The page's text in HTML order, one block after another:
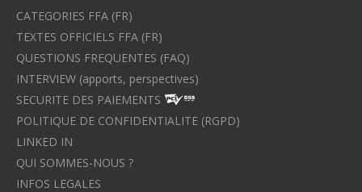
CATEGORIES FFA (FR)
TEXTES OFFICIELS FFA (FR)
QUESTIONS FREQUENTES (FAQ)
INTERVIEW (apports, perspectives)
SECURITE DES PAIEMENTS
POLITIQUE DE CONFIDENTIALITE (RGPD)
LINKED IN
QUI SOMMES-NOUS ?
INFOS LEGALES